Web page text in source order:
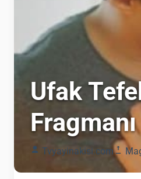
Ufak
Tvyayinakisi.com